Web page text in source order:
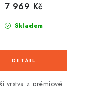
Skladem
7 969 Kč